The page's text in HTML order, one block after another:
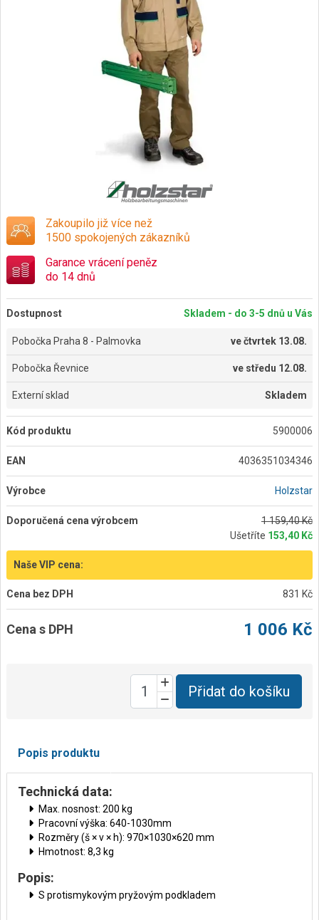
Zakoupilo již více než
1500 spokojených zákazníků
Garance vrácení peněz
do 14 dnů
Dostupnost Skladem - do 3-5 dnů u Vás
Pobočka Praha 8 - Palmovka večtvrtek 13.08.
Pobočka Řevnice ve středu 12.08.
Externí sklad Skladem
Kód produktu 5900006
EAN 4036351034346
Výrobce Holzstar
Doporučená cena výrobcem
1 159,40 Kč
Ušetříte 153,40 Kč
Naše VIP cena:
Cena bez DPH 831 Kč
Cena s DPH 1 006 Kč
Přidat do košíku
Popis produktu
Technická data:
Max. nosnost: 200 kg
Pracovní výška: 640-1030mm
Rozměry (š × v × h): 970×1030×620 mm
Hmotnost: 8,3 kg
Popis:
S protismykovým pryžovým podkladem